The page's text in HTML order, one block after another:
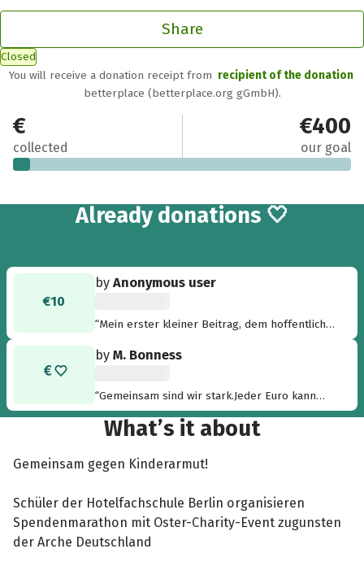
Share
Closed
You will receive a donation receipt from recipient of the donation
betterplace (betterplace.org gGmbH).
€20
collected
€400
our goal
Already 2
donations 🤍
€10
byAnonymous user
“Mein erster kleiner Beitrag, dem hoffentlich
Jeder Euro zählt! Gemeinsam können wir was
byM. Bonness
“Gemeinsam sind wir stark.Jeder Euro kann
helfen und tut uns nicht weh.”
What’s it about
Gemeinsam gegen Kinderarmut!
Schüler der Hotelfachschule Berlin organisieren
Spendenmarathon mit Oster-Charity-Event zugunsten
der Arche Deutschland